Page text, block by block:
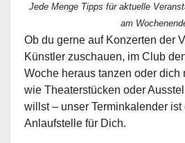
Jede Menge Tipps für aktuelle
am
Ob du gerne auf Konzerten der
Künstler zuschauen, im Club
Woche heraus tanzen oder dich
wie Theaterstücken oder
willst – unser Terminkalender ist
Anlaufstelle für Dich.